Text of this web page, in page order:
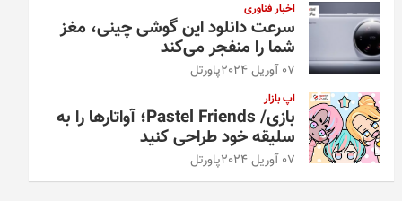
اخبار فناوری
سرعت دانلود این گوشی چینی، مغز
شما را منفجر می‌کند
07 آوریل 2024 پاورتل
اپ بازار
بازی/ Pastel Friends؛ آواتارها را به
سلیقه خود طراحی کنید
07 آوریل 2024 پاورتل